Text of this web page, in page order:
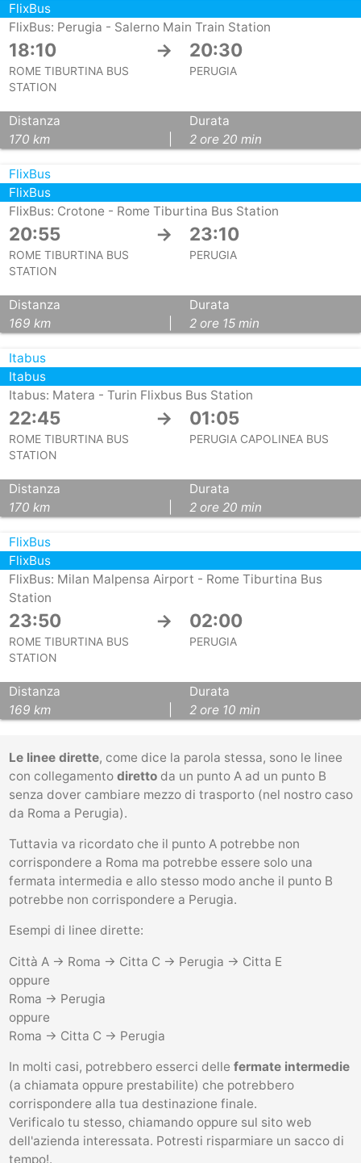
FlixBus
FlixBus: Perugia - Salerno Main Train Station
18:10 → 20:30
ROME TIBURTINA BUS
STATION
PERUGIA
Distanza
170 km
Durata
2 ore 20 min
FlixBus
FlixBus
FlixBus: Crotone - Rome Tiburtina Bus Station
20:55 → 23:10
ROME TIBURTINA BUS
STATION
PERUGIA
Distanza
169 km
Durata
2 ore 15 min
Itabus
Itabus
Itabus: Matera - Turin Flixbus Bus Station
22:45 → 01:05
ROME TIBURTINA BUS
STATION
PERUGIA CAPOLINEA BUS
Distanza
170 km
Durata
2 ore 20 min
FlixBus
FlixBus
FlixBus: Milan Malpensa Airport - Rome Tiburtina Bus
Station
23:50 → 02:00
ROME TIBURTINA BUS
STATION
PERUGIA
Distanza
169 km
Durata
2 ore 10 min
Le linee dirette, come dice la parola stessa, sono le linee
con collegamento direttoda un punto A ad un punto B
senza dover cambiare mezzo di trasporto (nel nostro caso
da Roma a Perugia).
Tuttavia va ricordato che il punto A potrebbe non
corrispondere a Roma ma potrebbe essere solo una
fermata intermedia e allo stesso modo anche il punto B
potrebbe non corrispondere a Perugia.
Esempi di linee dirette:
Città A -> Roma -> Citta C -> Perugia -> Citta E
oppure
Roma -> Perugia
oppure
Roma -> Citta C -> Perugia
In molti casi, potrebbero esserci delle fermate intermedie
(a chiamata oppure prestabilite) che potrebbero
corrispondere alla tua destinazione finale.
Verificalo tu stesso, chiamando oppure sul sito web
dell'azienda interessata. Potresti risparmiare un sacco di
tempo!.